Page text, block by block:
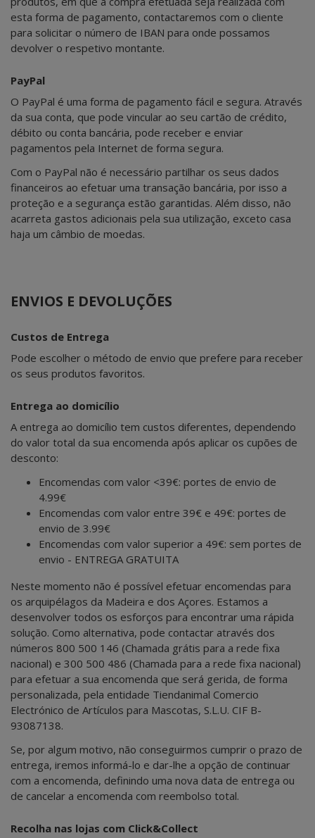
esta forma de pagamento, contactaremos com o cliente
para solicitar o número de IBAN para onde possamos
devolver o respetivo montante.
PayPal
O PayPal é uma forma de pagamento fácil e segura. Através
da sua conta, que pode vincular ao seu cartão de crédito,
débito ou conta bancária, pode receber e enviar
pagamentos pela Internet de forma segura.
Com o PayPal não é necessário partilhar os seus dados
financeiros ao efetuar uma transação bancária, por isso a
proteção e a segurança estão garantidas. Além disso, não
acarreta gastos adicionais pela sua utilização, exceto casa
haja um câmbio de moedas.
ENVIOS E DEVOLUÇÕES
Custos de Entrega
Pode escolher o método de envio que prefere para receber
os seus produtos favoritos.
Entrega ao domicílio
A entrega ao domicílio tem custos diferentes, dependendo
do valor total da sua encomenda após aplicar os cupões de
desconto:
Encomendas com valor <39€: portes de envio de
4.99€
Encomendas com valor entre 39€ e 49€: portes de
envio de 3.99€
Encomendas com valor superior a 49€: sem portes de
envio - ENTREGA GRATUITA
Neste momento não é possível efetuar encomendas para
os arquipélagos da Madeira e dos Açores. Estamos a
desenvolver todos os esforços para encontrar uma rápida
solução. Como alternativa, pode contactar através dos
números 800 500 146 (Chamada grátis para a rede fixa
nacional) e 300 500 486 (Chamada para a rede fixa nacional)
para efetuar a sua encomenda que será gerida, de forma
personalizada, pela entidade Tiendanimal Comercio
Electrónico de Artículos para Mascotas, S.L.U. CIF B-
93087138.
Se, por algum motivo, não conseguirmos cumprir o prazo de
entrega, iremos informá-lo e dar-lhe a opção de continuar
com a encomenda, definindo uma nova data de entrega ou
de cancelar a encomenda com reembolso total.
Recolha nas lojas com Click&Collect